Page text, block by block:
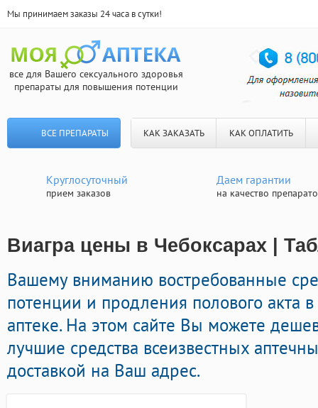
Мы принимаем заказы 24 часа в сутки!
все для Вашего сексуального здоровья
препараты для повышения потенции
ВСЕ ПРЕПАРАТЫ КАК ЗАКАЗАТЬ КАК ОПЛАТИТЬ
Круглосуточный
прием заказов
Даем гарантии
на качество
Виагра цены в Чебоксарах |
Вашему вниманию востребованные
потенции и продления полового акта
аптеке. На этом сайте Вы можете
лучшие средства всеизвестных
доставкой на Ваш адрес.